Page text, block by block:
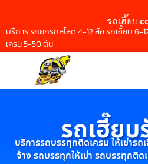
รถเฮี๊ยบ
บริการ รถยกรถสไลด์ 4-12 ล้อ รถเฮี๊ยบ 6-
เครน 5-50 ตัน
รถเฮี๊ยบ
บริการรถบรรทุกติดเครน ให้เช่ารถ
จ้าง รถบรรทุกให้เช่า รถบรรทุกติ